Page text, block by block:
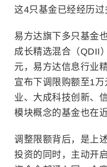
这4只基金已经经历过
易方达旗下多只基金
成长精选混合（QDII
元，易方达信息行业
宣布下调限购额至1
业、大成科技创新、
模块概念的基金也在
调整限额背后，是上
投资的同时，主动开